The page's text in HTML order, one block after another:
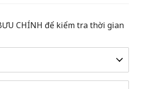
CHÍNH để kiểm tra thời gian